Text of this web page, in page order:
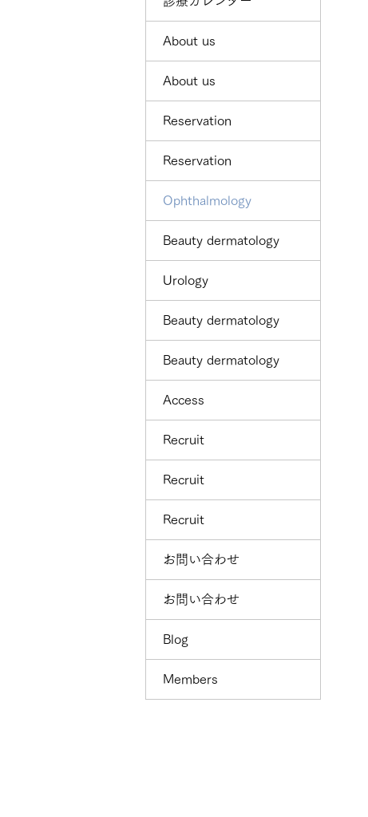
About us
About us
Reservation
Reservation
Ophthalmology
Beauty dermatology
Urology
Beauty dermatology
Beauty dermatology
Access
Recruit
Recruit
Recruit
お問い合わせ
お問い合わせ
Blog
Members